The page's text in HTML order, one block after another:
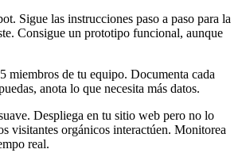
Sigue las instrucciones paso a paso para la
Consigue un prototipo funcional, aunque
miembros de tu equipo. Documenta cada
anota lo que necesita más datos.
Despliega en tu sitio web pero no lo
visitantes orgánicos interactúen. Monitorea
real.